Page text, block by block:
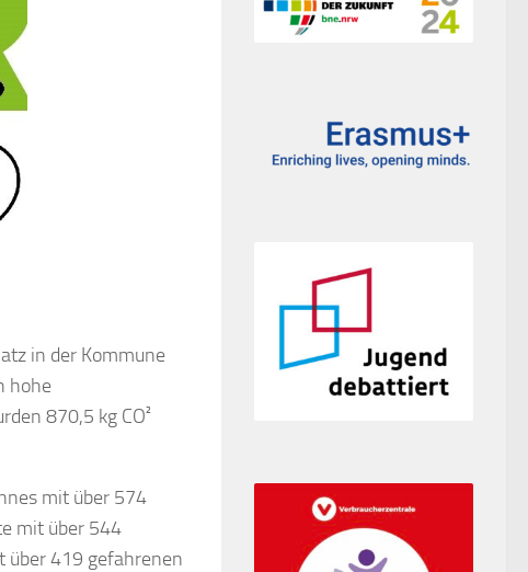
in der Kommune
hohe
870,5 kg CO²
mit über 574
mit über 544
über 419 gefahrenen